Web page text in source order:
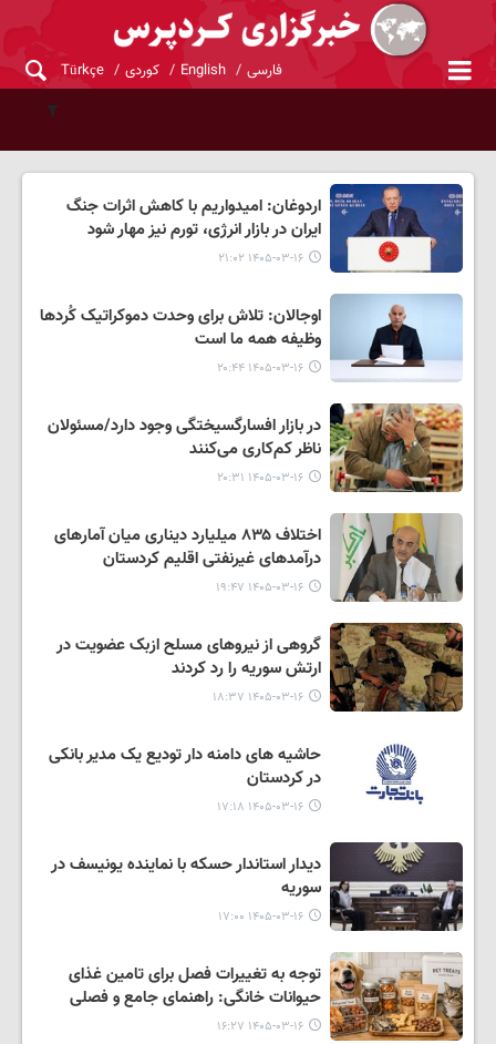
فارسی English کوردی Türkçe
اردوغان: امیدواریم با کاهش اثرات جنگ
ایران در بازار انرژی، تورم نیز مهار شود
۱۴۰۵-۰۳-۱۶ ۲۱:۰۲
اوجالان: تلاش برای وحدت دموکراتیک کُردها
وظیفه همه ما است
۱۴۰۵-۰۳-۱۶ ۲۰:۴۴
در بازار افسارگسیختگی وجود دارد/مسئولان
ناظر کم‌کاری می‌کنند
۱۴۰۵-۰۳-۱۶ ۲۰:۳۱
اختلاف ۸۳۵ میلیارد دیناری میان آمارهای
درآمدهای غیرنفتی اقلیم کردستان
۱۴۰۵-۰۳-۱۶ ۱۹:۴۷
گروهی از نیروهای مسلح ازبک عضویت در
ارتش سوریه را رد کردند
۱۴۰۵-۰۳-۱۶ ۱۸:۳۷
حاشیه های دامنه دار تودیع یک مدیر بانکی
در کردستان
۱۴۰۵-۰۳-۱۶ ۱۷:۱۸
دیدار استاندار حسکه با نماینده یونیسف در
سوریه
۱۴۰۵-۰۳-۱۶ ۱۷:۰۰
توجه به تغییرات فصل برای تامین غذای
حیوانات خانگی: راهنمای جامع و فصلی
۱۴۰۵-۰۳-۱۶ ۱۶:۲۷